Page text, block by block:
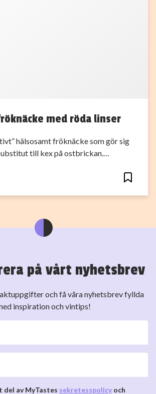
med röda linser
hälsosamt fröknäcke som gör sig
till kex på ostbrickan.…
på vårt nyhetsbrev
och få våra nyhetsbrev fyllda
inspiration och vintips!
del av MyTastes sekretesspolicy och